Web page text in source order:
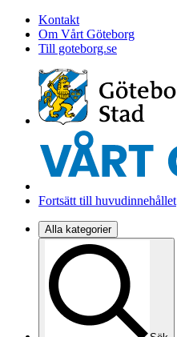
Kontakt
Om Vårt Göteborg
Till goteborg.se
Fortsätt till huvudinnehållet
Alla kategorier